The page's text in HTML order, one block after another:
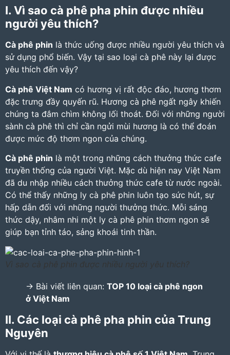
I. Vì sao cà phê pha phin được nhiều
người yêu thích?
Cà phê phin là thức uống được nhiều người yêu thích và
sử dụng phổ biến. Vậy tại sao loại cà phê này lại được
yêu thích đến vậy?
Cà phê Việt Nam có hương vị rất độc đáo, hương thơm
đặc trưng đầy quyến rũ. Hương cà phê ngất ngây khiến
chúng ta đắm chìm không lối thoát. Đối với những người
sành cà phê thì chỉ cần ngửi mùi hương là có thể đoán
được mức độ thơm ngon của chúng.
Cà phê phin là một trong những cách thưởng thức cafe
truyền thống của người Việt. Mặc dù hiện nay Việt Nam
đã du nhập nhiều cách thưởng thức cafe từ nước ngoài.
Có thể thấy những ly cà phê phin luôn tạo sức hút, sự
hấp dẫn đối với những người thưởng thức. Mỗi sáng
thức dậy, nhâm nhi một ly cà phê phin thơm ngon sẽ
giúp bạn tỉnh táo, sảng khoái tinh thần.
Vì sao cà phê phin được nhiều người yêu thích?
-> Bài viết liên quan: TOP 10 loại cà phê ngon
ở Việt Nam
II. Các loại cà phê pha phin của Trung
Nguyên